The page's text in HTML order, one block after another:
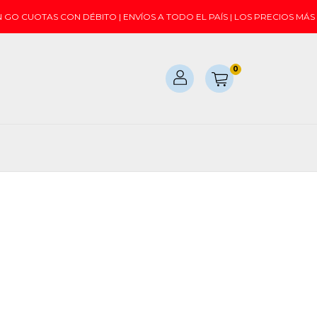
CUOTAS CON DÉBITO | ENVÍOS A TODO EL PAÍS | LOS PRECIOS MÁS
0